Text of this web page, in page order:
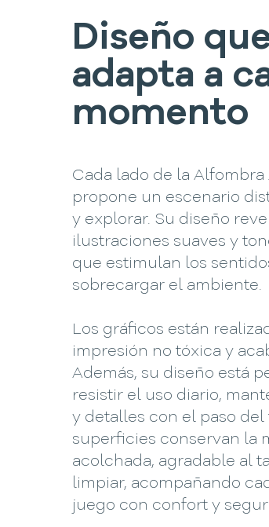
Diseño
adapta a
momento
Cada lado de la
propone un escenario
y explorar. Su diseño
ilustraciones suaves y
que estimulan los
sobrecargar el ambiente.
Los gráficos están
impresión no tóxica y
Además, su diseño está
resistir el uso diario,
y detalles con el paso del
superficies conservan la
acolchada, agradable al
limpiar, acompañando
juego con confort y